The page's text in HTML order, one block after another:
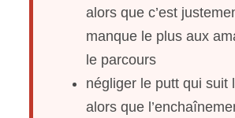
alors que c’est
manque le plus aux
le parcours
négliger le putt qui suit
alors que